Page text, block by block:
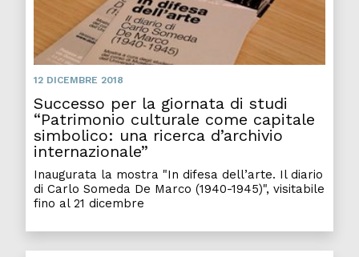
12 DICEMBRE 2018
Successo per la giornata di studi
“Patrimonio culturale come capitale
simbolico: una ricerca d’archivio
internazionale”
Inaugurata la mostra "In difesa dell’arte. Il diario
di Carlo Someda De Marco (1940-1945)", visitabile
fino al 21 dicembre